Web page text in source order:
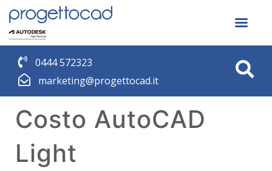
0444 572323
marketing@progettocad.it
Costo AutoCAD
Light